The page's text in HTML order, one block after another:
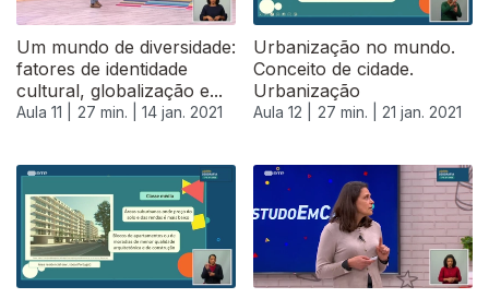
Um mundo de diversidade:
fatores de identidade
cultural, globalização e...
Aula 11 | 27 min. | 14 jan. 2021
Urbanização no mundo.
Conceito de cidade.
Urbanização
Aula 12 | 27 min. | 21 jan. 2021